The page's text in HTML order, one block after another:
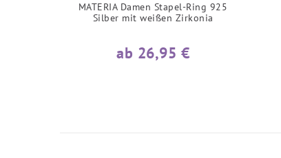
MATERIA Damen Stapel-Ring 925
Silber mit weißen Zirkonia
ab 26,95 €